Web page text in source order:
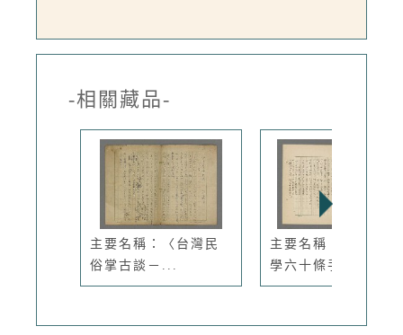
-相關藏品-
主要名稱：〈台灣民
俗掌古談－...
主要名稱：〈民俗文
學六十條手...